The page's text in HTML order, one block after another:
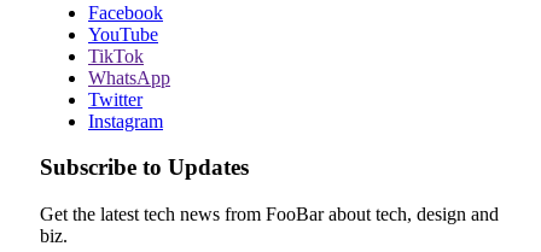
Facebook
YouTube
TikTok
WhatsApp
Twitter
Instagram
Subscribe to Updates
Get the latest tech news from FooBar about tech, design and
biz.